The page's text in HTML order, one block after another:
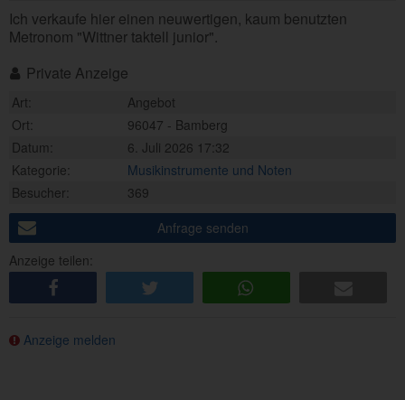
Ich verkaufe hier einen neuwertigen, kaum benutzten
Metronom "Wittner taktell junior".
Private Anzeige
Art:
Angebot
Ort:
96047 - Bamberg
Datum:
6. Juli 2026 17:32
Kategorie:
Musikinstrumente und Noten
Besucher:
369
Anfrage senden
Anzeige teilen:
Anzeige melden